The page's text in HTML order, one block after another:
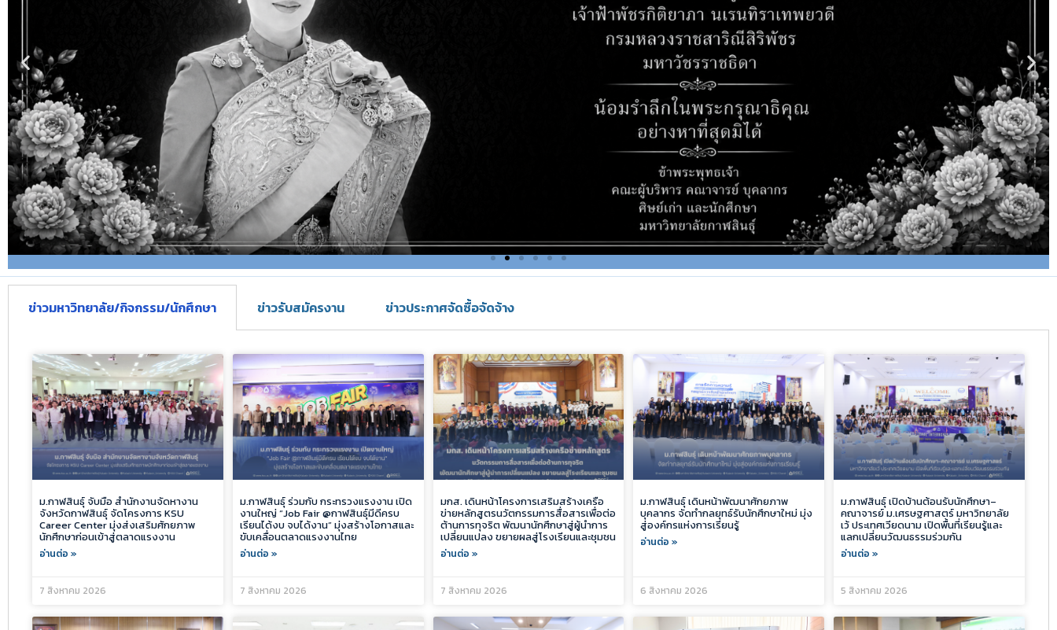
ข่าวมหาวิทยาลัย/กิจกรรม/นักศึกษา ข่าวรับสมัครงาน ข่าวประกาศจัดซื้อจัดจ้าง
ม.กาฬสินธุ์ จับมือ สำนักงานจัดหางาน
จังหวัดกาฬสินธุ์ จัดโครงการ KSU
Career Center มุ่งส่งเสริมศักยภาพ
นักศึกษาก่อนเข้าสู่ตลาดแรงงาน
อ่านต่อ »
7 สิงหาคม 2026
ม.กาฬสินธุ์ ร่วมกับ กระทรวงแรงงาน เปิด
งานใหญ่ “Job Fair @กาฬสินธุ์มีดีครบ
เรียนได้งบ จบได้งาน” มุ่งสร้างโอกาสและ
ขับเคลื่อนตลาดแรงงานไทย
อ่านต่อ »
7 สิงหาคม 2026
มกส. เดินหน้าโครงการเสริมสร้างเครือ
ข่ายหลักสูตรนวัตกรรมการสื่อสารเพื่อต่อ
ต้านการทุจริต พัฒนานักศึกษาสู่ผู้นำการ
เปลี่ยนแปลง ขยายผลสู่โรงเรียนและชุมชน
อ่านต่อ »
7 สิงหาคม 2026
ม.กาฬสินธุ์ เดินหน้าพัฒนาศักยภาพ
บุคลากร จัดทำกลยุทธ์รับนักศึกษาใหม่ มุ่ง
สู่องค์กรแห่งการเรียนรู้
อ่านต่อ »
6 สิงหาคม 2026
ม.กาฬสินธุ์ เปิดบ้านต้อนรับนักศึกษา–
คณาจารย์ ม.เศรษฐศาสตร์ มหาวิทยาลัย
เว้ ประเทศเวียดนาม เปิดพื้นที่เรียนรู้และ
แลกเปลี่ยนวัฒนธรรมร่วมกัน
อ่านต่อ »
5 สิงหาคม 2026